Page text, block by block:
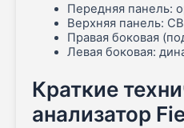
Передняя панель:
Верхняя панель:
Правая боковая
Левая боковая:
Краткие
анализатор